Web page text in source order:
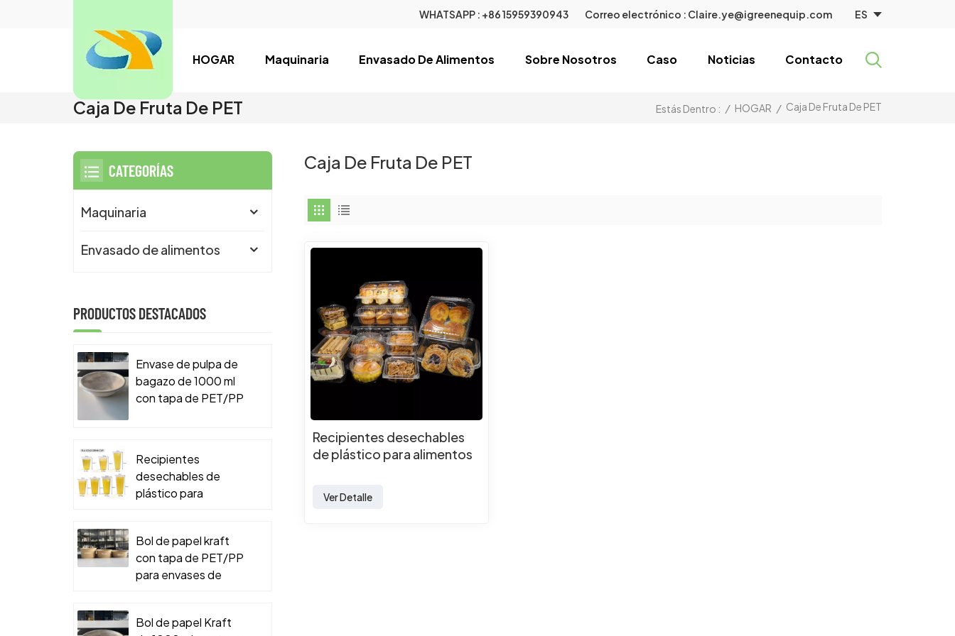
WHATSAPP : +86 15959390943 Correo electrónico : Claire.ye@igreenequip.com ES
HOGAR Maquinaria Envasado De Alimentos Sobre Nosotros Caso Noticias Contacto
Caja De Fruta De PET Estás Dentro : / HOGAR / Caja De Fruta De PET
Caja De Fruta De PET
Recipientes desechables
de plástico para alimentos
Ver Detalle
CATEGORÍAS
Maquinaria
Envasado de alimentos
PRODUCTOS DESTACADOS
Envase de pulpa de
bagazo de 1000 ml
con tapa de PET/PP
Recipientes
desechables de
plástico para
Bol de papel kraft
con tapa de PET/PP
para envases de
Bol de papel Kraft